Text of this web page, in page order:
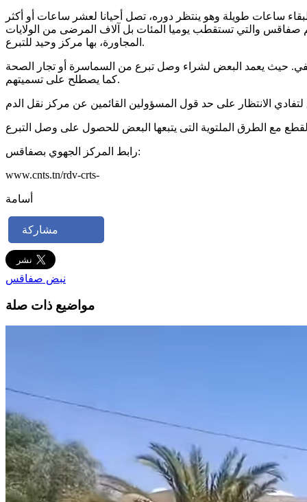
صفاقس والتي تستقطب يوميا المئات بل آلاف المرضى من الولايات
المجاورة، بها مركز وحيد للتبرع.
حيث يعمد البعض لشراء وصل تبرع من السماسرة أو تجار الصحة
كما يصطلح على تسميتهم.
رابط المركز الجهوي بصفاقس:
www.cnts.tn/rdv-crts-
أسامة
مشاركة
نبض صفاقس
مواضيع ذات صلة